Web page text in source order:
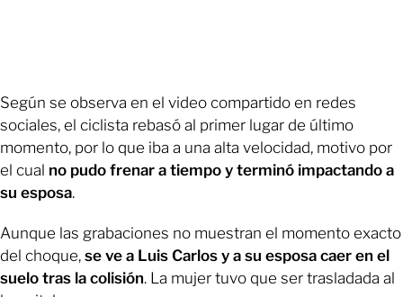
Según se observa en el video compartido en redes
sociales, el ciclista rebasó al primer lugar de último
momento, por lo que iba a una alta velocidad, motivo por
el cual no pudo frenar a tiempo y terminó impactando a
su esposa.
Aunque las grabaciones no muestran el momento exacto
del choque, se ve a Luis Carlos y a su esposa caer en el
suelo tras la colisión. La mujer tuvo que ser trasladada al